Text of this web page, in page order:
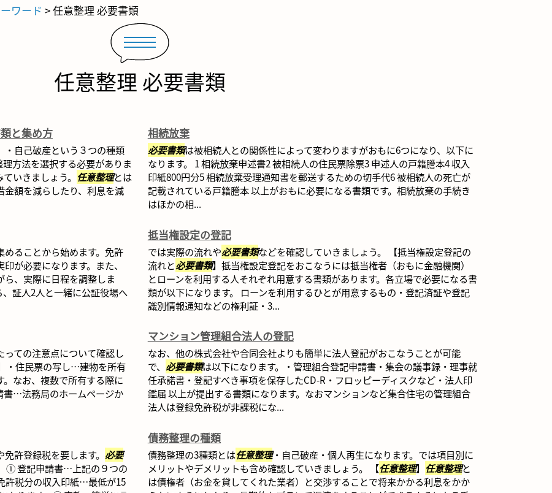
ワード >任意整理 必要書類
任意整理 必要書類
と集め方
・自己破産という３つの種類
方法を選択する必要がありま
いきましょう。 任意整理とは
額を減らしたり、利息を減
相続放棄
必要書類は被相続人との関係性によって変わりますがおもに6つになり、以下に
なります。 1 相続放棄申述書2 被相続人の住民票除票3 申述人の戸籍謄本4 収入
印紙800円分5 相続放棄受理通知書を郵送するための切手代6 被相続人の死亡が
記載されている戸籍謄本 以上がおもに必要になる書類です。相続放棄の手続き
はほかの相...
めることから始めます。免許
が必要になります。また、
、実際に日程を調整しま
証人2人と一緒に公証役場へ
抵当権設定の登記
では実際の流れや必要書類などを確認していきましょう。 【抵当権設定登記の
流れと必要書類】抵当権設定登記をおこなうには抵当権者（おもに金融機関）
とローンを利用する人それぞれ用意する書類があります。各立場で必要になる書
類が以下になります。 ローンを利用するひとが用意するもの・登記済証や登記
識別情報通知などの権利証・3...
っての注意点について確認し
・住民票の写し…建物を所有
なお、複数で所有する際に
書…法務局のホームページか
マンション管理組合法人の登記
なお、他の株式会社や合同会社よりも簡単に法人登記がおこなうことが可能
で、 必要書類は以下になります。・管理組合登記申請書・集会の議事録・理事就
任承諾書・登記すべき事項を保存したCD-R・フロッピーディスクなど・法人印
鑑届 以上が提出する書類になります。なおマンションなど集合住宅の管理組合
法人は登録免許税が非課税にな...
免許登録税を要します。 必要
① 登記申請書…上記の９つの
許税分の収入印紙…最低が15
債務整理の種類
債務整理の3種類とは任意整理・自己破産・個人再生になります。では項目別に
メリットやデメリットも含め確認していきましょう。 【任意整理】 任意整理と
は債権者（お金を貸してくれた業者）と交渉することで将来かかる利息をかか